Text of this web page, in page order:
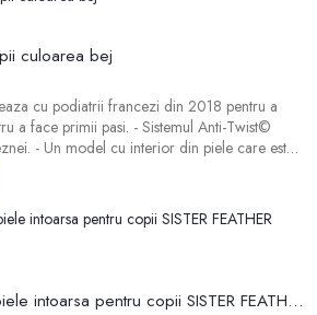
culoarea bej
cu podiatrii francezi din 2018 pentru a
a face primii pasi. - Sistemul Anti-Twist©
- Un model cu interior din piele care este
frecarea, abraziunile si aparitia unui
din cauciuc este durabila si rezist
Pom D'api cizme din piele intoarsa pentru copii SISTER FEATHER culoarea albastru marin